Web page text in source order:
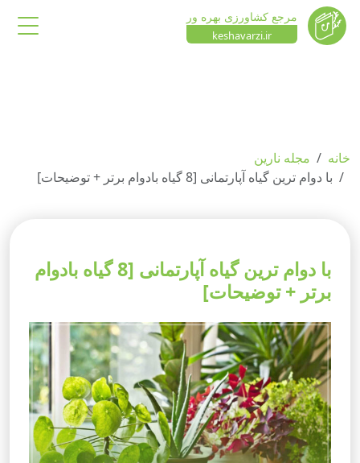
مرجع کشاورزی بهره ور
keshavarzi.ir
خانه
مجله نارین
با دوام ترین گیاه آپارتمانی [8 گیاه بادوام برتر + توضیحات]
با دوام ترین گیاه آپارتمانی [8 گیاه بادوام
برتر + توضیحات]